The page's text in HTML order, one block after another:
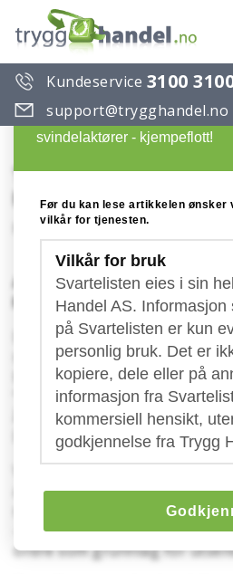
Kundeservice 3100
support@trygghandel.no
TPP - European
Patent Publications
Konto: IBAN: PL47 1090 1711
Advarsel imot European
Publications (TPP)!
Den polske bedriften "TPP"
skjemaer for
bedrifter. Utsendelsen er
"Trademark Registration" og
å være en offisiell
Deres varmemerke.
Vi ønsker å gjøre alle
at dette kun er et sleipt
mange andre utsendelser vi
- det foreligger ikke noen
ordre som grunnlag for
Svarteliste over useriøse
svindelaktører - kjempeflott!
Før du kan lese artikkelen ønsker
vilkår for tjenesten.
Vilkår for bruk
Svartelisten eies i sin
Handel AS.
på Svartelisten er kun
personlig bruk. Det er
kopiere, dele eller på
informasjon fra
kommersiell hensikt,
godkjennelse fra Trygg